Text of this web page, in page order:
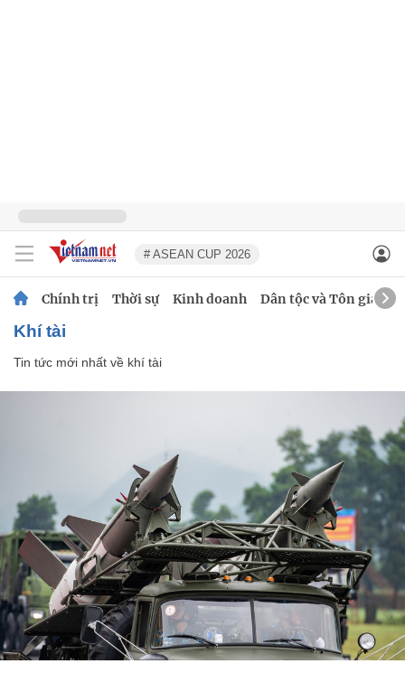
# ASEAN CUP 2026
Chính trị Thời sự Kinh doanh Dân tộc và Tôn giáo
khí tài
Tin tức mới nhất về khí tài